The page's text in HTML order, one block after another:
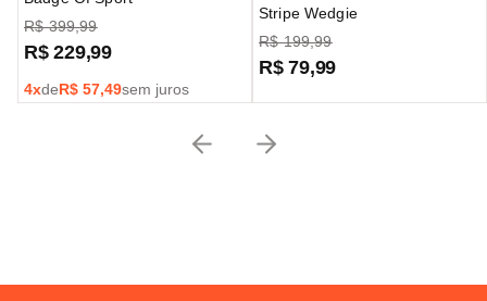
R$ 399,99
R$ 229,99
4xdeR$ 57,49sem juros
Stripe Wedgie
R$ 199,99
R$ 79,99